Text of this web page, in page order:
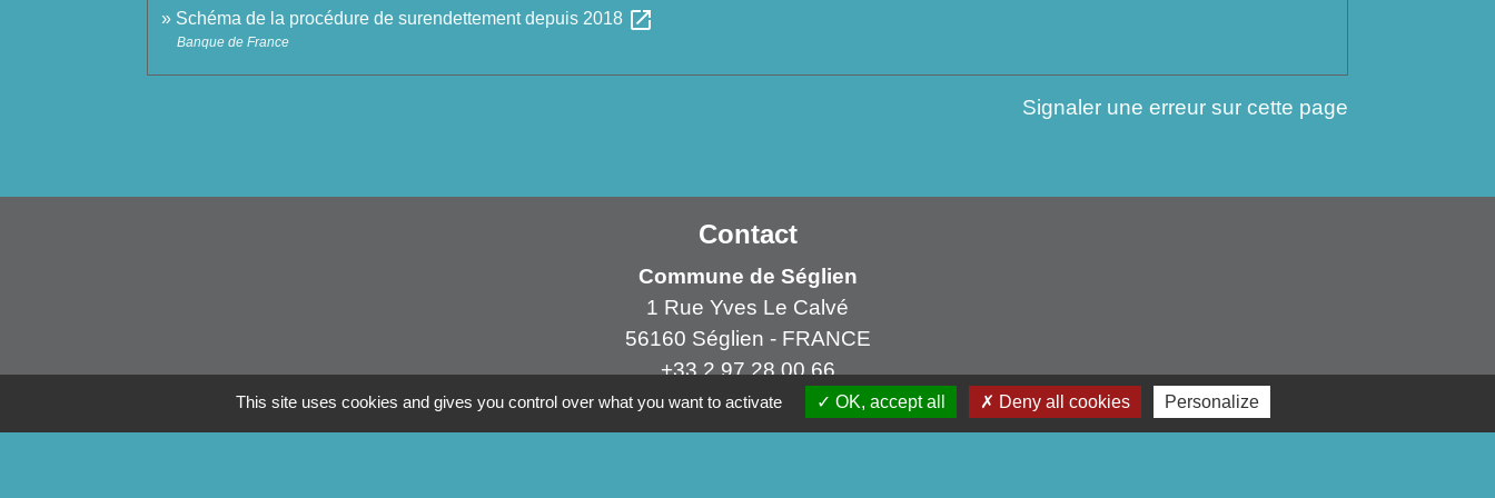
Schéma de la procédure de surendettement depuis 2018 open_in_new
Banque de France
Signaler une erreur sur cette page
Contact
Commune de Séglien
1 Rue Yves Le Calvé
56160 Séglien - FRANCE
+33 2 97 28 00 66
Contact par formulaire
This site uses cookies and gives you control over what you want to activate OK, accept all Deny all cookies Personalize